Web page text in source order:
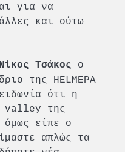
για να
και ούτω
Τσάκος ο
της HELMEPA
ότι η
valley της
όμως είπε o
απλώς τα